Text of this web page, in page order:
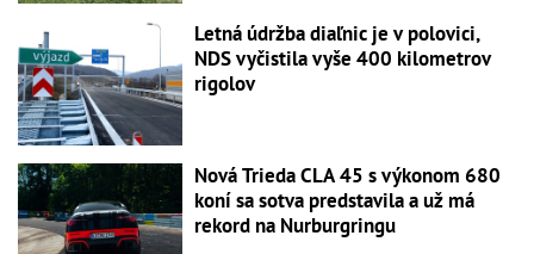
Letná údržba diaľnic je v polovici,
NDS vyčistila vyše 400 kilometrov
rigolov
Nová Trieda CLA 45 s výkonom 680
koní sa sotva predstavila a už má
rekord na Nurburgringu